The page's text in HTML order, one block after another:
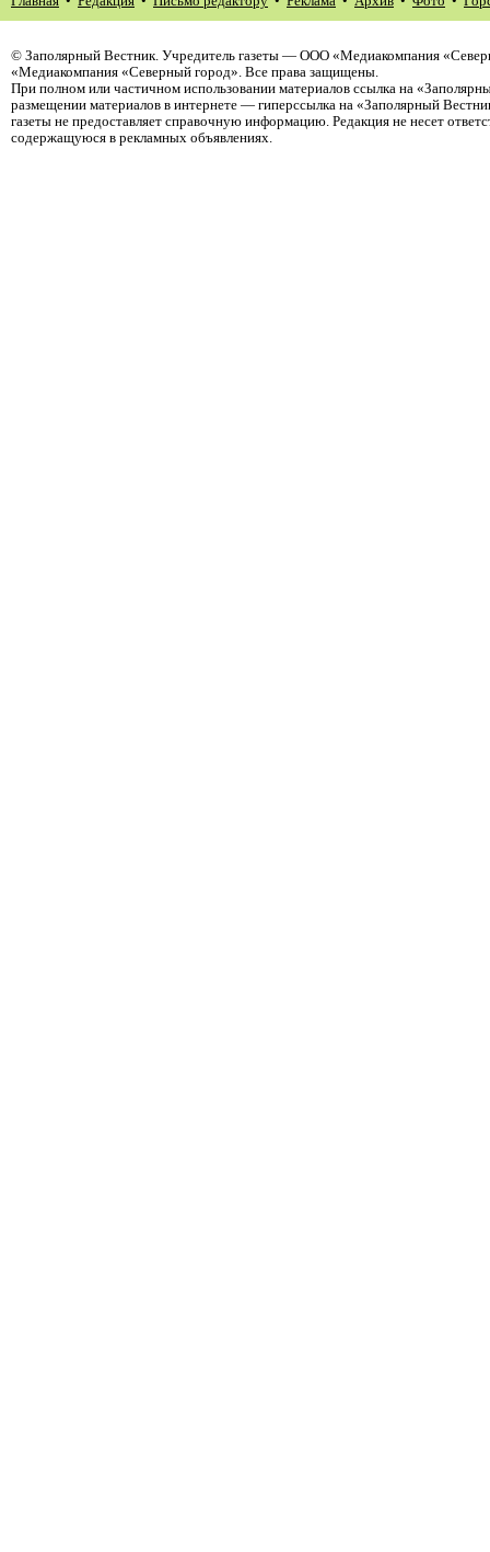
© Заполярный Вестник. Учредитель газеты — ООО «Медиакомпания
«Медиакомпания «Северный город». Все права защищены.
При полном или частичном использовании материалов ссылка на
размещении материалов в интернете — гиперссылка на «Заполярный
газеты не предоставляет справочную информацию. Редакция не несет
содержащуюся в рекламных объявлениях.